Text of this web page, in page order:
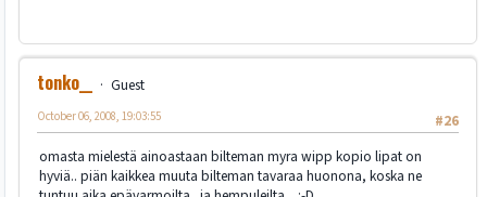
tonko__
Guest
#26
October 06, 2008, 19:03:55
omasta mielestä ainoastaan bilteman myra wipp kopio lipat on
hyviä.. piän kaikkea muuta bilteman tavaraa huonona, koska ne